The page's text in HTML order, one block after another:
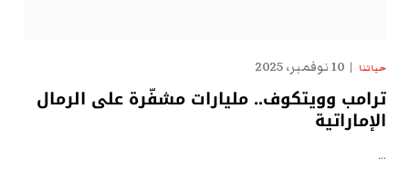
حياتنا 10 نوفمبر، 2025
ترامب وويتكوف.. مليارات مشفّرة على الرمال
الإماراتية
…